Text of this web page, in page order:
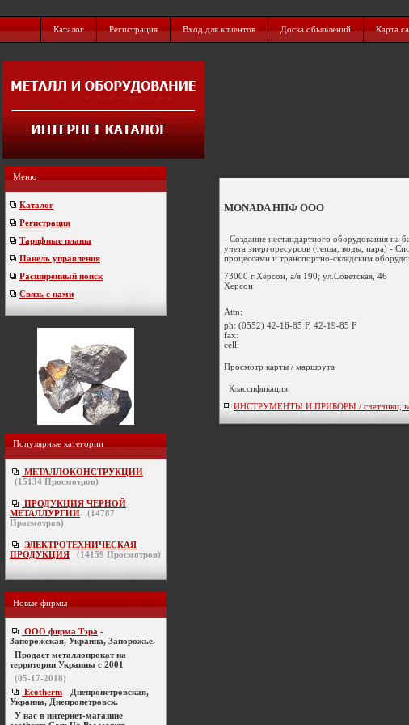
Каталог Регистрация Вход для клиентов Доска обьявлений Карта
Меню
Каталог
Регистрация
Тарифные планы
Панель управления
Расширенный поиск
Связь с нами
Популярные категории
МЕТАЛЛОКОНСТРУКЦИИ
(15134 Просмотров)
ПРОДУКЦИЯ ЧЕРНОЙ
МЕТАЛЛУРГИИ
(14787
Просмотров)
ЭЛЕКТРОТЕХНИЧЕСКАЯ
ПРОДУКЦИЯ
(14159 Просмотров)
Новые фирмы
ООО фирма Тэра -
Запорожская, Украина, Запорожье.
Продает металлопрокат на
территории Украины с 2001
(05-17-2018)
Ecotherm - Днепропетровская,
Украина, Днепропетровск.
У нас в интернет-магазине
MONADA НПФ ООО
- Создание нестандартного оборудования на
учета энергоресурсов (тепла, воды, пара) -
процессами и транспортно-складским
73000 г.Херсон, а/я 190; ул.Советская, 46
Херсон
Attn:
ph: (0552) 42-16-85 F, 42-19-85 F
fax:
cell:
Просмотр карты / маршрута
Классификация
ИНСТРУМЕНТЫ И ПРИБОРЫ / счетчики,